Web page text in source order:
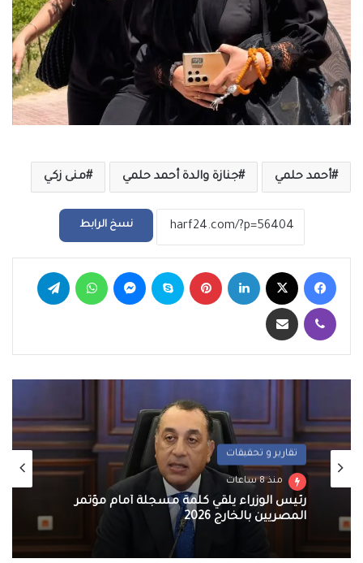
أحمد حلمي جنازة والدة أحمد حلمي منى زكي
نسخ الرابط
فيسبوك لينكدإن بينتيريست سكايب ماسنجر واتساب
ڤايبر مشاركة عبر البريد
تقارير و تحقيقات
منذ 8 ساعات
رئيس الوزراء يلقي كلمة مسجلة أمام مؤتمر
المصريين بالخارج 2026
تعليم وجامعات
منذ 8 ساعات